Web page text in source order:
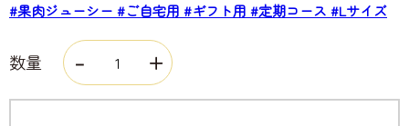
#果肉ジューシー #ご自宅用 #ギフト用 #定期コース #Lサイズ
数量